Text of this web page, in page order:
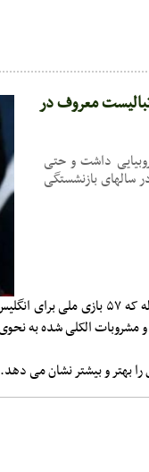
معروف در
داشت و حتی
سالهای بازنشستگی
و مشروبات الکلی شده به
بهتر و بیشتر نشان می دهد.